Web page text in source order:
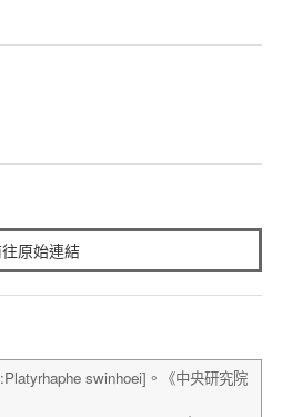
原始連結